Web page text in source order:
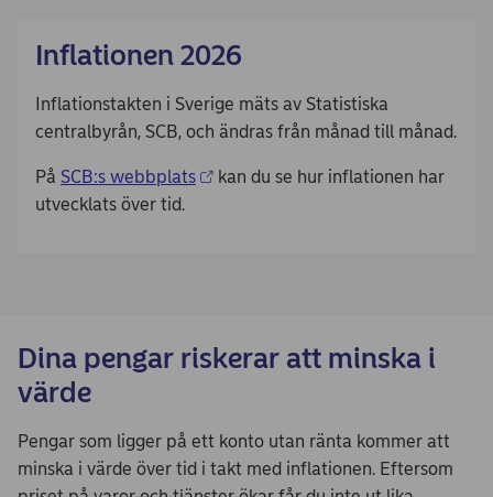
Inflationen 2026
Inflationstakten i Sverige mäts av Statistiska
centralbyrån, SCB, och ändras från månad till månad.
På SCB:s webbplats
kan du se hur inflationen har
utvecklats över tid.
Dina pengar riskerar att minska i
värde
Pengar som ligger på ett konto utan ränta kommer att
minska i värde över tid i takt med inflationen. Eftersom